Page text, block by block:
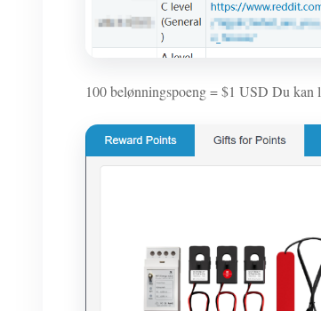
100 belønningspoeng = $1 USD Du